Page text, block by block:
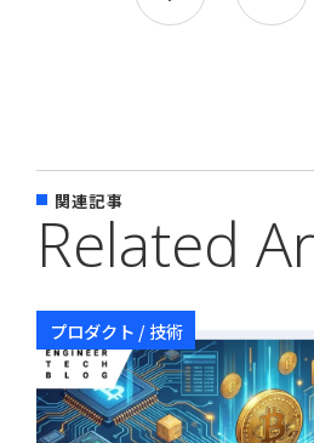
Copyright© WingArc1st Inc. All Rights
関連記事
Related
プロダクト / 技術